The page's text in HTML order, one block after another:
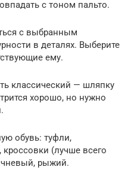
с тоном пальто.
с выбранным
в деталях. Выберите
ему.
классический — шляпку
хорошо, но нужно
обувь: туфли,
(лучше всего
рыжий.